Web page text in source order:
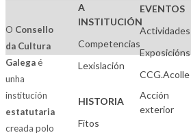
O Consello
da Cultura
Galegaé
unha
institución
estatutaria
creada polo
A
INSTITUCIÓN
Competencias
Lexislación
HISTORIA
Fitos
EVENTOS
Actividades
Exposicións
CCG.Acolle
Acción
exterior